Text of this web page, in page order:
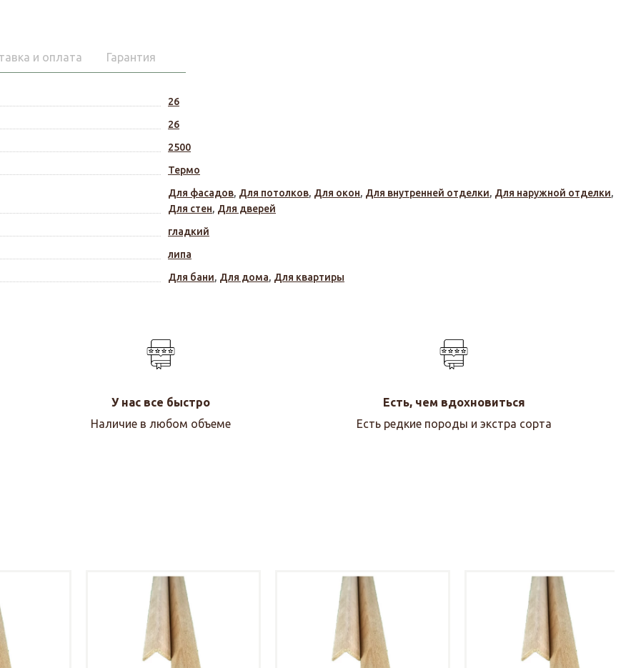
и оплата Гарантия
26
26
2500
Термо
Для фасадов, Для потолков, Для окон, Для внутренней отделки, Для наружной отделки,
Для стен, Для дверей
гладкий
липа
Для бани, Для дома, Для квартиры
У нас все быстро
Наличие в любом объеме
Есть, чем вдохновиться
Есть редкие породы и экстра сорта